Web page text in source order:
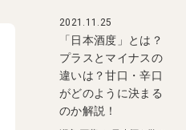
2021.11.25
「日本酒度」とは？
プラスとマイナスの
違いは？甘口・辛口
がどのように決まる
のか解説！